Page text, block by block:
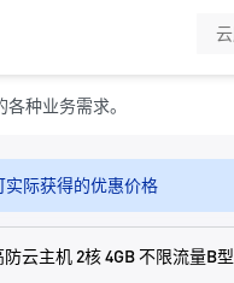
种业务需求。
际获得的优惠价格
云主机 2核 4GB 不限流量B型